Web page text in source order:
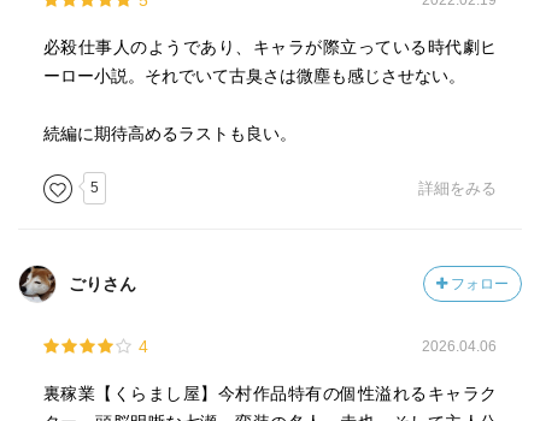
必殺仕事人のようであり、キャラが際立っている時代劇ヒ
ーロー小説。それでいて古臭さは微塵も感じさせない。
続編に期待高めるラストも良い。
5 詳細をみる
ごりさん フォロー
4 2026.04.06
裏稼業【くらまし屋】今村作品特有の個性溢れるキャラク